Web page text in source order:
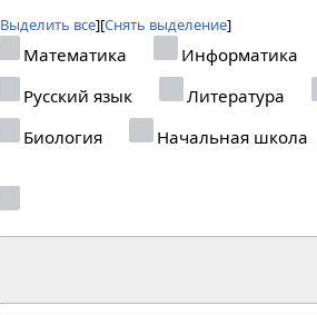
Выделить все Снять выделение
Математика Информатика
Русский язык
Литература
Биология
Начальная школа